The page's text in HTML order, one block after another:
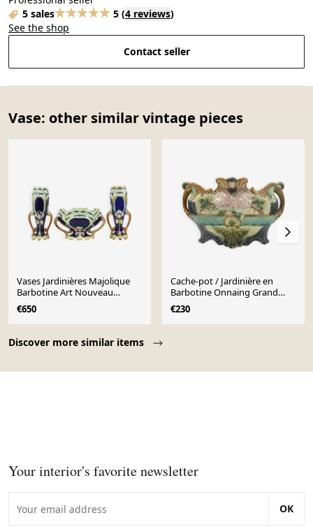
5 sales
5 (4 reviews)
See the shop
Contact seller
Vase: other similar vintage pieces
Discover more similar items
Vases Jardinières Majolique
Barbotine Art Nouveau
Ensemble de 3
€650
Cache-pot / Jardinière en
Barbotine Onnaing Grand
vers 1900 Style Ar
€230
Your interior's favorite newsletter
OK